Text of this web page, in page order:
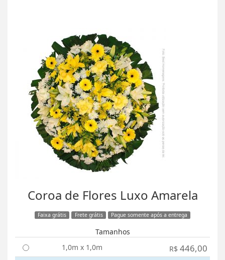
Coroa de Flores Luxo Amarela
Faixa grátis Frete grátis Pague somente após a entrega
Tamanhos
1,0m x 1,0m
R$ 446,00